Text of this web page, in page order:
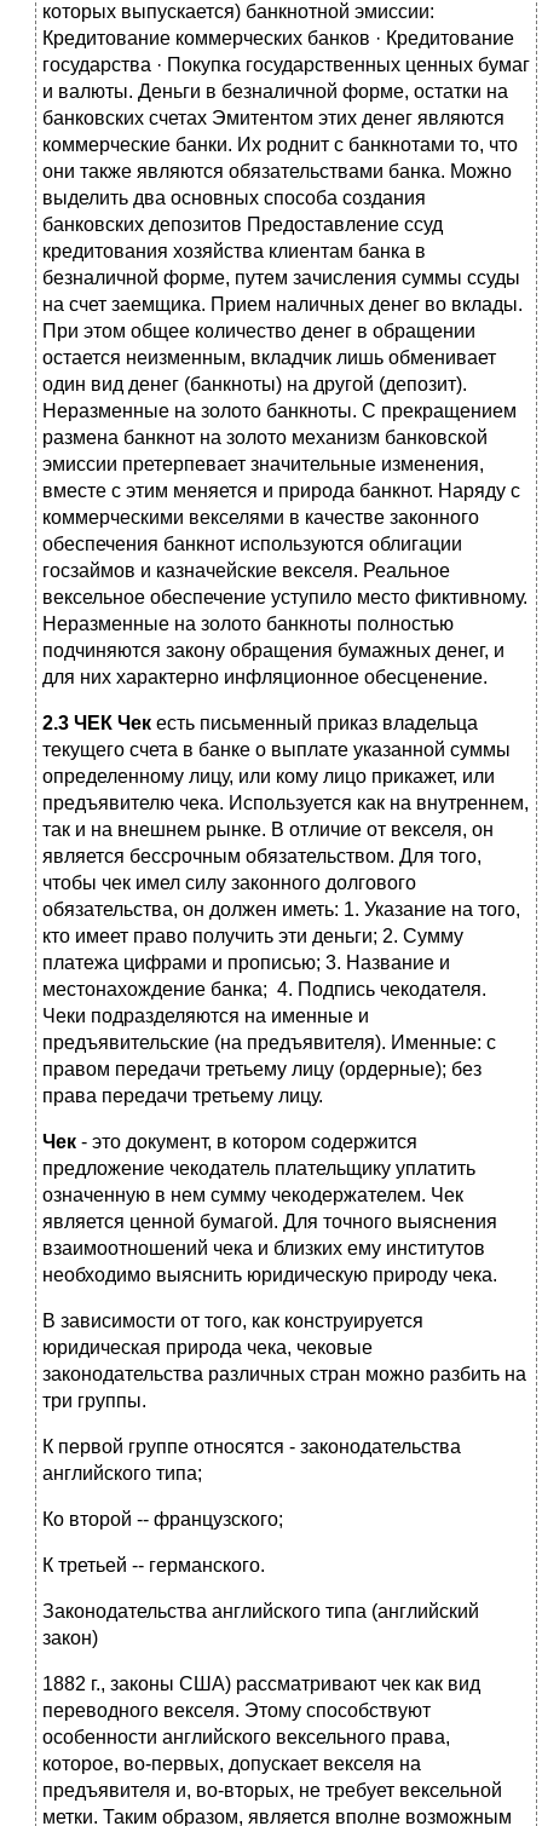
которых выпускается) банкнотной эмиссии:
Кредитование коммерческих банков · Кредитование
государства · Покупка государственных ценных бумаг
и валюты. Деньги в безналичной форме, остатки на
банковских счетах Эмитентом этих денег являются
коммерческие банки. Их роднит с банкнотами то, что
они также являются обязательствами банка. Можно
выделить два основных способа создания
банковских депозитов Предоставление ссуд
кредитования хозяйства клиентам банка в
безналичной форме, путем зачисления суммы ссуды
на счет заемщика. Прием наличных денег во вклады.
При этом общее количество денег в обращении
остается неизменным, вкладчик лишь обменивает
один вид денег (банкноты) на другой (депозит).
Неразменные на золото банкноты. С прекращением
размена банкнот на золото механизм банковской
эмиссии претерпевает значительные изменения,
вместе с этим меняется и природа банкнот. Наряду с
коммерческими векселями в качестве законного
обеспечения банкнот используются облигации
госзаймов и казначейские векселя. Реальное
вексельное обеспечение уступило место фиктивному.
Неразменные на золото банкноты полностью
подчиняются закону обращения бумажных денег, и
для них характерно инфляционное обесценение.
2.3 ЧЕК Чек есть письменный приказ владельца
текущего счета в банке о выплате указанной суммы
определенному лицу, или кому лицо прикажет, или
предъявителю чека. Используется как на внутреннем,
так и на внешнем рынке. В отличие от векселя, он
является бессрочным обязательством. Для того,
чтобы чек имел силу законного долгового
обязательства, он должен иметь: 1. Указание на того,
кто имеет право получить эти деньги; 2. Сумму
платежа цифрами и прописью; 3. Название и
местонахождение банка; 4. Подпись чекодателя.
Чеки подразделяются на именные и
предъявительские (на предъявителя). Именные: с
правом передачи третьему лицу (ордерные); без
права передачи третьему лицу.
Чек - это документ, в котором содержится
предложение чекодатель плательщику уплатить
означенную в нем сумму чекодержателем. Чек
является ценной бумагой. Для точного выяснения
взаимоотношений чека и близких ему институтов
необходимо выяснить юридическую природу чека.
В зависимости от того, как конструируется
юридическая природа чека, чековые
законодательства различных стран можно разбить на
три группы.
К первой группе относятся - законодательства
английского типа;
Ко второй -- французского;
К третьей -- германского.
Законодательства английского типа (английский
закон)
1882 г., законы США) рассматривают чек как вид
переводного векселя. Этому способствуют
особенности английского вексельного права,
которое, во-первых, допускает векселя на
предъявителя и, во-вторых, не требует вексельной
метки. Таким образом, является вполне возможным